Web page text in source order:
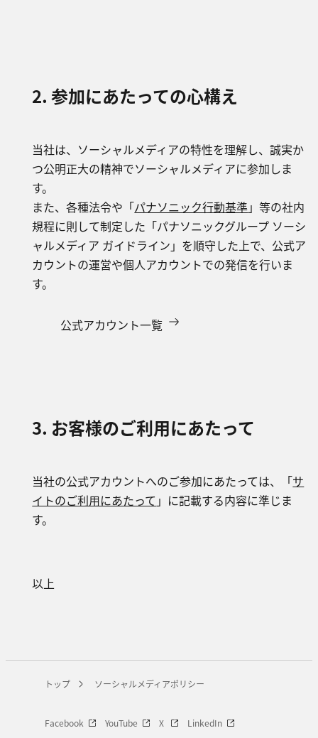
2. 参加にあたっての心構え
当社は、ソーシャルメディアの特性を理解し、誠実か
つ公明正大の精神でソーシャルメディアに参加しま
す。
また、各種法令や「パナソニック行動基準」等の社内
規程に則して制定した「パナソニックグループ ソーシ
ャルメディア ガイドライン」を順守した上で、公式ア
カウントの運営や個人アカウントでの発信を行いま
す。
公式アカウント一覧
3. お客様のご利用にあたって
当社の公式アカウントへのご参加にあたっては、「サ
イトのご利用にあたって 」に記載する内容に準じま
す。
以上
トップ ソーシャルメディアポリシー
Facebook YouTube X LinkedIn